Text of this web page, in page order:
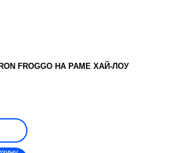
FROGGO НА РАМЕ ХАЙ-ЛОУ